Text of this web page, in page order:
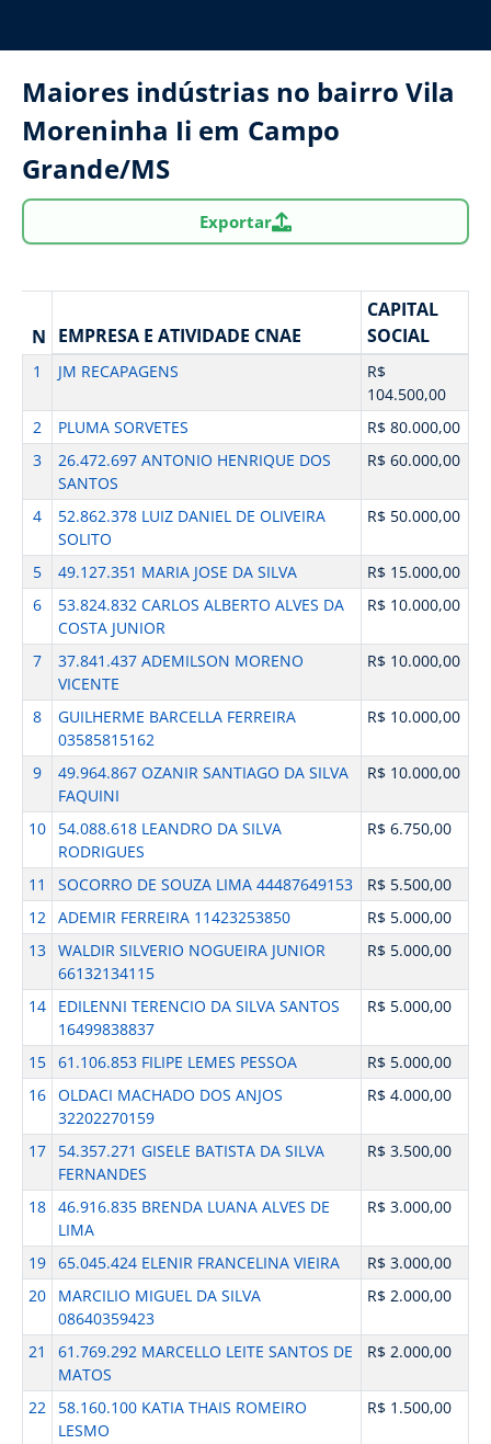
Maiores indústrias no bairro Vila
Moreninha Ii em Campo
Grande/MS
Exportar
N EMPRESA E ATIVIDADE CNAE
CAPITAL
SOCIAL
1 JM RECAPAGENS
R$
104.500,00
2
PLUMA SORVETES
R$ 80.000,00
3
26.472.697 ANTONIO HENRIQUE DOS
SANTOS
R$ 60.000,00
4
52.862.378 LUIZ DANIEL DE OLIVEIRA
SOLITO
R$ 50.000,00
5 49.127.351 MARIA JOSE DA SILVA
R$ 15.000,00
6
53.824.832 CARLOS ALBERTO ALVES DA
COSTA JUNIOR
R$ 10.000,00
7
37.841.437 ADEMILSON MORENO
VICENTE
R$ 10.000,00
8
GUILHERME BARCELLA FERREIRA
03585815162
R$ 10.000,00
9
49.964.867 OZANIR SANTIAGO DA SILVA
FAQUINI
R$ 10.000,00
10
54.088.618 LEANDRO DA SILVA
RODRIGUES
R$ 6.750,00
11 SOCORRO DE SOUZA LIMA 44487649153
R$ 5.500,00
12 ADEMIR FERREIRA 11423253850
R$ 5.000,00
13 WALDIR SILVERIO NOGUEIRA JUNIOR
66132134115
R$ 5.000,00
14
EDILENNI TERENCIO DA SILVA SANTOS
16499838837
R$ 5.000,00
15 61.106.853 FILIPE LEMES PESSOA
R$ 5.000,00
16 OLDACI MACHADO DOS ANJOS
32202270159
R$ 4.000,00
17
54.357.271 GISELE BATISTA DA SILVA
FERNANDES
R$ 3.500,00
18 46.916.835 BRENDA LUANA ALVES DE
LIMA
R$ 3.000,00
19 65.045.424 ELENIR FRANCELINA VIEIRA
R$ 3.000,00
20
MARCILIO MIGUEL DA SILVA
08640359423
R$ 2.000,00
21
61.769.292 MARCELLO LEITE SANTOS DE
MATOS
R$ 2.000,00
22
58.160.100 KATIA THAIS ROMEIRO
LESMO
R$ 1.500,00